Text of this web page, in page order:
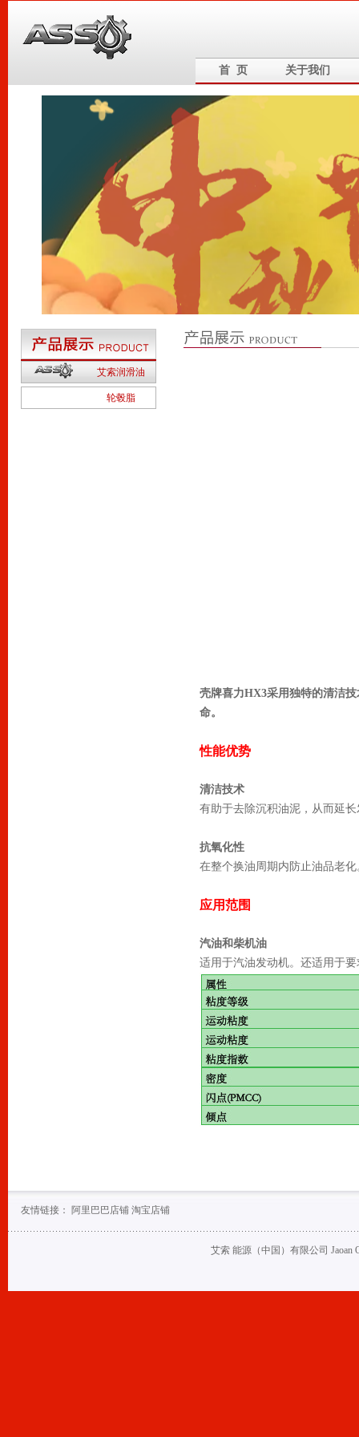
首 页 关于我们
5
3
1
艾索润滑油
轮毂脂
壳牌喜力HX3采用独特的清洁
命。
性能优势
清洁技术
有助于去除沉积油泥，从而延
抗氧化性
在整个换油周期内防止油品老化
应用范围
汽油和柴机油
适用于汽油发动机。还适用于
友情链接： 阿里巴巴店铺 淘宝店铺
艾索 能源（中国）有限公司 Jaoan